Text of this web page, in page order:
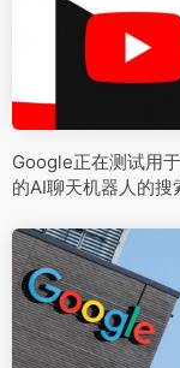
Google正在测试用
的AI聊天机器人的搜